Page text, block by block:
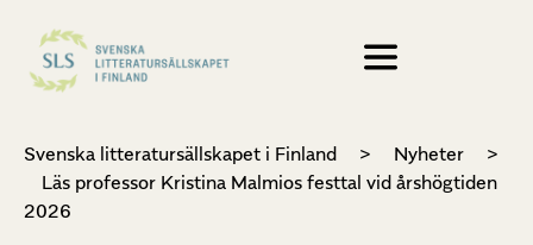
Svenska litteratursällskapet i Finland > Nyheter
>
Läs professor Kristina Malmios festtal vid årshögtiden
2026